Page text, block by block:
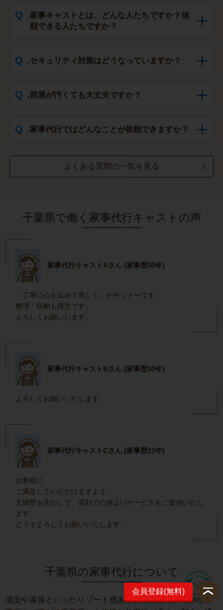
家事キャストとは、どんな人たちですか？信
頼できる人たちですか？
セキュリティ対策はどうなっていますか？
部屋が汚くても大丈夫ですか？
家事代行ではどんなことが依頼できますか？
よくある質問の一覧を見る
千葉県で働く家事代行キャストの声
家事代行キャストAさん (家事歴30年)
「丁寧に心を込めて美しく」がモットーです。
整理・収納も得意です。
よろしくお願いします。
家事代行キャストBさん (家事歴30年)
よろしくお願いいたします。
家事代行キャストCさん (家事歴23年)
お客様に
ご満足していただけますよう
主婦歴を生かして、笑顔で心地よいサービスをご提供いたし
ます。
どうぞよろしくお願いいたします。
千葉県の家事代行について
浦安や幕張といったリゾート感あふれる街から、閑静な住
会員登録(無料)